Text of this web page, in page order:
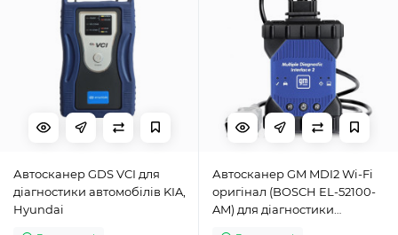
Автосканер GDS VCI для
діагностики автомобілів KIA,
Hyundai
Автосканер GM MDI2 Wi-Fi
оригінал (BOSCH EL-52100-
AM) для діагностики